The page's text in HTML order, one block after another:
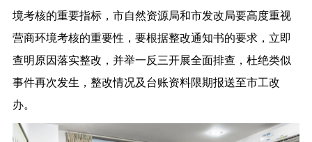
境考核的重要指标，市自然资源局和市发改局要高度重视
营商环境考核的重要性，要根据整改通知书的要求，立即
查明原因落实整改，并举一反三开展全面排查，杜绝类似
事件再次发生，整改情况及台账资料限期报送至市工改
办。